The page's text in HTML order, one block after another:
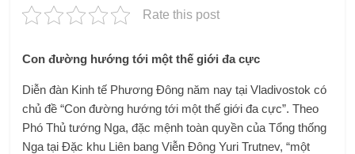
Rate this post
Con đường hướng tới một thế giới đa cực
Diễn đàn Kinh tế Phương Đông năm nay tại Vladivostok có
chủ đề “Con đường hướng tới một thế giới đa cực”. Theo
Phó Thủ tướng Nga, đặc mệnh toàn quyền của Tổng thống
Nga tại Đặc khu Liên bang Viễn Đông Yuri Trutnev, “một